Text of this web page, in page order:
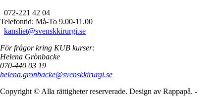
072-221 42 04
Telefontid: Må-To 9.00-11.00
kansliet@svenskkirurgi.se
För frågor kring KUB kurser:
Helena Grönbacke
070-440 03 19
helena.gronbacke@svenskkirurgi.se
Copyright © Alla rättigheter reserverade. Design av Rappapå. -